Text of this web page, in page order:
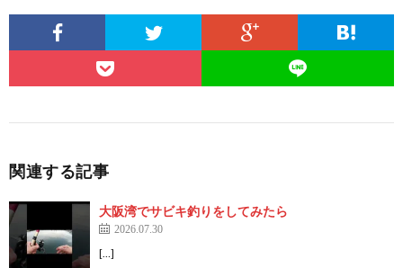
関連する記事
大阪湾でサビキ釣りをしてみたら
2026.07.30
[…]